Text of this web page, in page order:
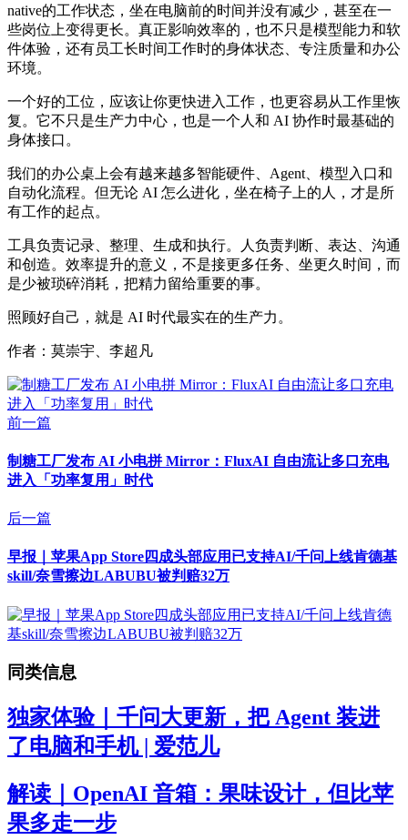
native的工作状态，坐在电脑前的时间并没有减少，甚至在一
些岗位上变得更长。真正影响效率的，也不只是模型能力和软
件体验，还有员工长时间工作时的身体状态、专注质量和办公
环境。
一个好的工位，应该让你更快进入工作，也更容易从工作里恢
复。它不只是生产力中心，也是一个人和 AI 协作时最基础的
身体接口。
我们的办公桌上会有越来越多智能硬件、Agent、模型入口和
自动化流程。但无论 AI 怎么进化，坐在椅子上的人，才是所
有工作的起点。
工具负责记录、整理、生成和执行。人负责判断、表达、沟通
和创造。效率提升的意义，不是接更多任务、坐更久时间，而
是少被琐碎消耗，把精力留给重要的事。
照顾好自己，就是 AI 时代最实在的生产力。
作者：莫崇宇、李超凡
前一篇
制糖工厂发布 AI 小电拼 Mirror：FluxAI 自由流让多口充电
进入「功率复用」时代
后一篇
早报｜苹果App Store四成头部应用已支持AI/千问上线肯德基
skill/奈雪擦边LABUBU被判赔32万
同类信息
独家体验｜千问大更新，把 Agent 装进
了电脑和手机 | 爱范儿
解读｜OpenAI 音箱：果味设计，但比苹
果多走一步